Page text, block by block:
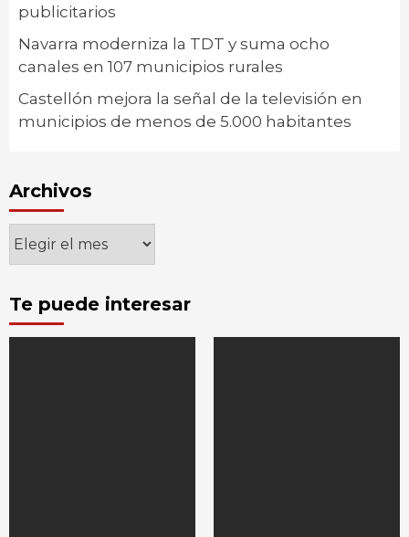
publicitarios
Navarra moderniza la TDT y suma ocho
canales en 107 municipios rurales
Castellón mejora la señal de la televisión en
municipios de menos de 5.000 habitantes
Archivos
Archivos
Te puede interesar